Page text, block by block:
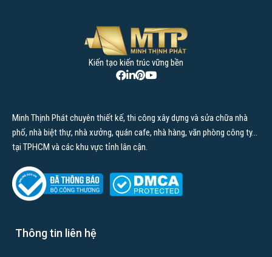
Báo giá xây dựng
Cẩm nang xây dựng
Nội thất
Xây dựng nhà trọn gói
Xây dựng nhà tiền chế
Kiến tạo kiến trúc vững bền
Minh Thịnh Phát chuyên thiết kế, thi công xây dựng và sửa chữa nhà
phố, nhà biệt thự, nhà xưởng, quán cafe, nhà hàng, văn phòng công ty…
tại TPHCM và các khu vực tỉnh lân cận.
Thông tin liên hệ